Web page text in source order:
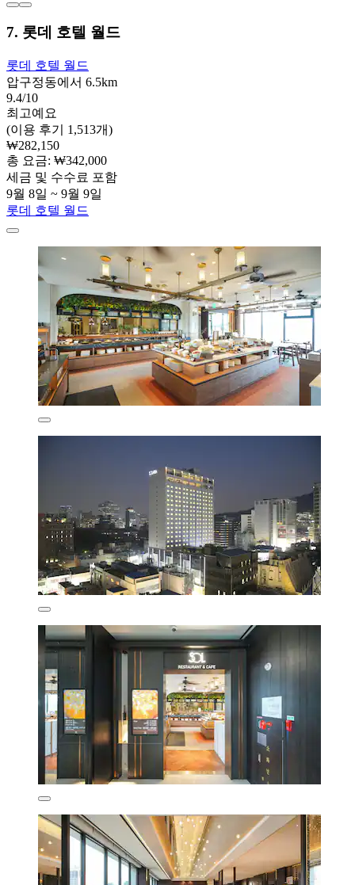
7. 롯데 호텔 월드
롯데 호텔 월드
압구정동에서 6.5km
9.4/10
최고예요
(이용 후기 1,513개)
₩282,150
총 요금: ₩342,000
세금 및 수수료 포함
9월 8일 ~ 9월 9일
롯데 호텔 월드